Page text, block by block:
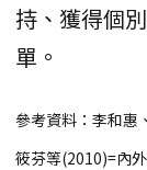
持、獲得個
單。
參考資料：李和惠
筱芬等(2010)=內